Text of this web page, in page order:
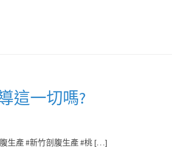
這一切嗎?
生產 #新竹剖腹生產 #桃 […]